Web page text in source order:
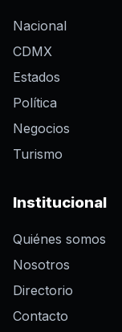
Nacional
CDMX
Estados
Política
Negocios
Turismo
Institucional
Quiénes somos
Nosotros
Directorio
Contacto